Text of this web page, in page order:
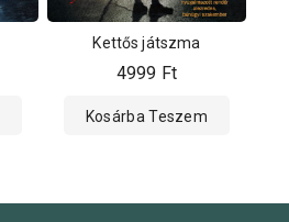
Kettős játszma
4999 Ft
Kosárba Teszem